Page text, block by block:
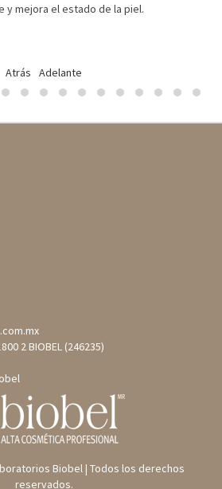
y mejora el estado de la piel.
Atrás Adelante
2 BIOBEL (246235)
Biobel | Todos los derechos
reservados.